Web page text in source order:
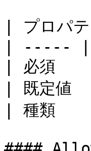
| プロ
| -----
| 必須
| 既定
| 種類